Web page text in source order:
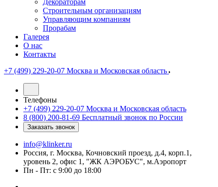
Декораторам
Строительным организациям
Управляющим компаниям
Прорабам
Галерея
О нас
Контакты
+7 (499) 229-20-07 Москва и Московская область
Телефоны
+7 (499) 229-20-07 Москва и Московская область
8 (800) 200-81-69 Бесплатный звонок по России
Заказать звонок
info@klinker.ru
Россия, г. Москва, Кочновский проезд, д.4, корп.1,
уровень 2, офис 1, "ЖК АЭРОБУС", м.Аэропорт
Пн - Пт: с 9:00 до 18:00